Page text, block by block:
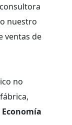
nuestro
ventas de
no